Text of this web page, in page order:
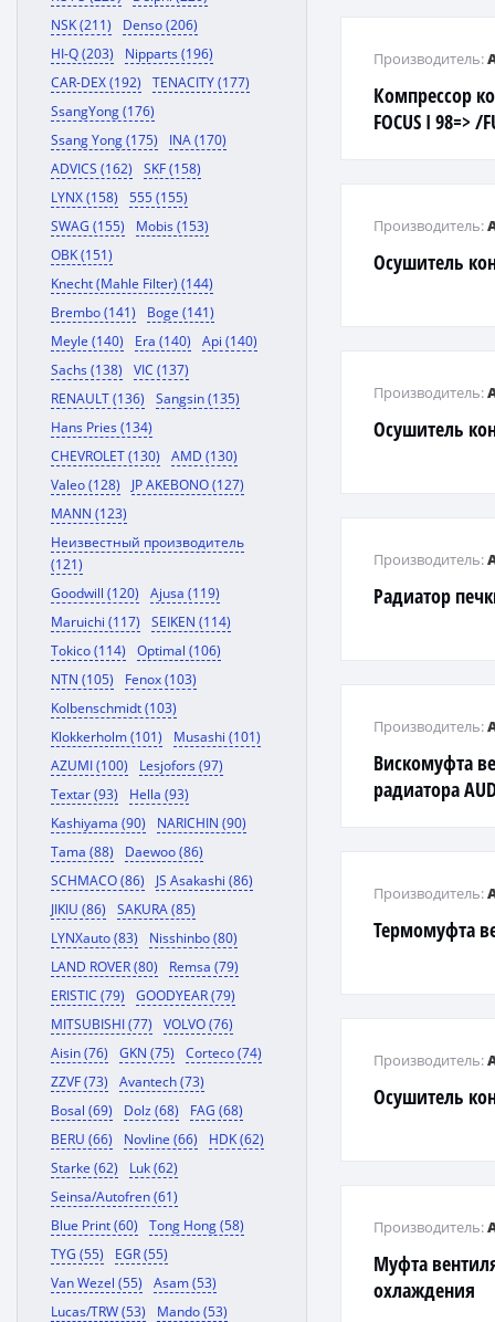
NSK (211)
Denso (206)
HI-Q (203)
Nipparts (196)
CAR-DEX (192)
TENACITY (177)
SsangYong (176)
Ssang Yong (175)
INA (170)
ADVICS (162)
SKF (158)
LYNX (158)
555 (155)
SWAG (155)
Mobis (153)
OBK (151)
Knecht (Mahle Filter) (144)
Brembo (141)
Boge (141)
Meyle (140)
Era (140)
Api (140)
Sachs (138)
VIC (137)
RENAULT (136)
Sangsin (135)
Hans Pries (134)
CHEVROLET (130)
AMD (130)
Valeo (128)
JP AKEBONO (127)
MANN (123)
Неизвестный производитель
(121)
Goodwill (120)
Ajusa (119)
Maruichi (117)
SEIKEN (114)
Tokico (114)
Optimal (106)
NTN (105)
Fenox (103)
Kolbenschmidt (103)
Klokkerholm (101)
Musashi (101)
AZUMI (100)
Lesjofors (97)
Textar (93)
Hella (93)
Kashiyama (90)
NARICHIN (90)
Tama (88)
Daewoo (86)
SCHMACO (86)
JS Asakashi (86)
JIKIU (86)
SAKURA (85)
LYNXauto (83)
Nisshinbo (80)
LAND ROVER (80)
Remsa (79)
ERISTIC (79)
GOODYEAR (79)
MITSUBISHI (77)
VOLVO (76)
Aisin (76)
GKN (75)
Corteco (74)
ZZVF (73)
Avantech (73)
Bosal (69)
Dolz (68)
FAG (68)
BERU (66)
Novline (66)
HDK (62)
Starke (62)
Luk (62)
Seinsa/Autofren (61)
Blue Print (60)
Tong Hong (58)
TYG (55)
EGR (55)
Van Wezel (55)
Asam (53)
Lucas/TRW (53)
Mando (53)
Компрессор
FOCUS I 98=> /
Производитель:
Осушитель
Производитель:
Осушитель
Производитель:
Радиатор
Производитель:
Вискомуфта
радиатора
Производитель:
Термомуфта
Производитель:
Осушитель
Производитель:
Муфта
охлаждения
Производитель: